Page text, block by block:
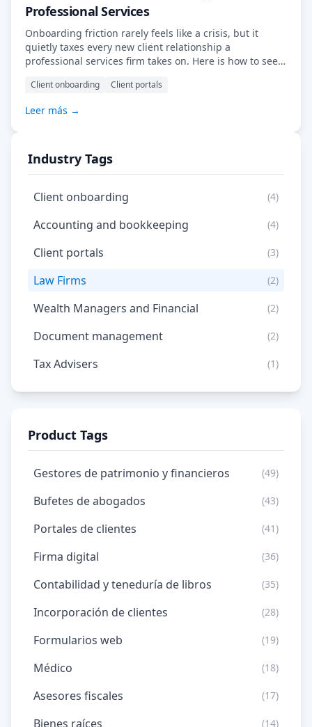
Professional Services
Onboarding friction rarely feels like a crisis, but it
quietly taxes every new client relationship a
professional services firm takes on. Here is how to see
Client onboarding Client portals
Leer más →
Industry Tags
Client onboarding (4)
Accounting and bookkeeping (4)
Client portals (3)
Law Firms (2)
Wealth Managers and Financial (2)
Document management (2)
Tax Advisers (1)
Product Tags
Gestores de patrimonio y financieros (49)
Bufetes de abogados (43)
Portales de clientes (41)
Firma digital (36)
Contabilidad y teneduría de libros (35)
Incorporación de clientes (28)
Formularios web (19)
Médico (18)
Asesores fiscales (17)
Bienes raíces (14)